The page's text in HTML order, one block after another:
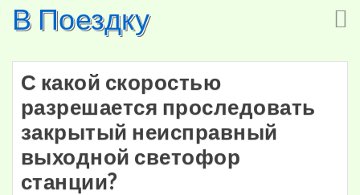
SkipВ Поездку
С какой скоростью
разрешается проследовать
закрытый неисправный
выходной светофор
станции?